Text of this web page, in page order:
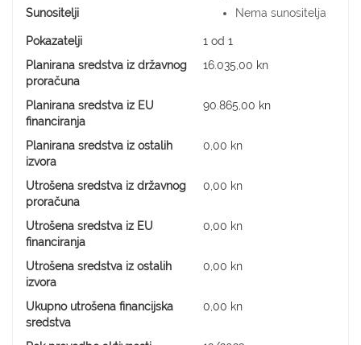
Sunositelji
Nema sunositelja
Pokazatelji
1 od 1
Planirana sredstva iz državnog
proračuna
16.035,00 kn
Planirana sredstva iz EU
financiranja
90.865,00 kn
Planirana sredstva iz ostalih
izvora
0,00 kn
Utrošena sredstva iz državnog
proračuna
0,00 kn
Utrošena sredstva iz EU
financiranja
0,00 kn
Utrošena sredstva iz ostalih
izvora
0,00 kn
Ukupno utrošena financijska
sredstva
0,00 kn